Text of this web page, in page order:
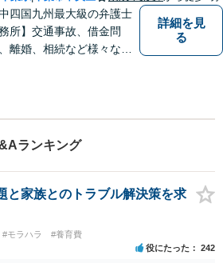
中四国九州最大級の弁護士
所】交通事故、借金問
離婚、相続など様々な問
詳細を見
る
ランキング
と家族とのトラブル解決策を求
#モラハラ #養育費
役にたった 242